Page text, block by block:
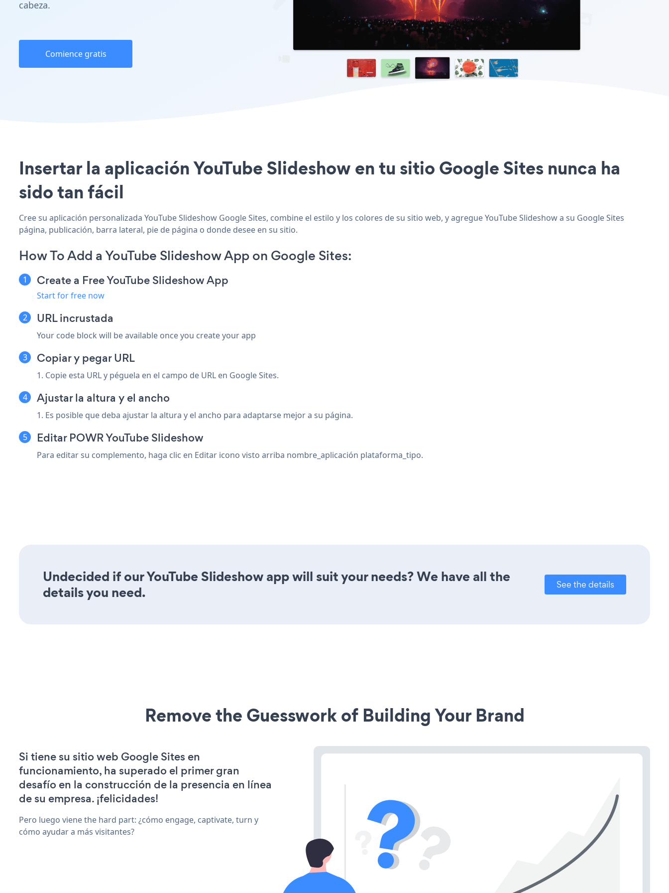
cabeza.
Comience gratis
Insertar la aplicación YouTube Slideshow en tu sitio Google Sites nunca ha
sido tan fácil
Cree su aplicación personalizada YouTube Slideshow Google Sites, combine el estilo y los colores de su sitio web, y agregue YouTube Slideshow a su Google Sites
página, publicación, barra lateral, pie de página o donde desee en su sitio.
How To Add a YouTube Slideshow App on Google Sites:
Create a Free YouTube Slideshow App
Start for free now
URL incrustada
Your code block will be available once you create your app
Copiar y pegar URL
1. Copie esta URL y péguela en el campo de URL en Google Sites.
Ajustar la altura y el ancho
1. Es posible que deba ajustar la altura y el ancho para adaptarse mejor a su página.
Editar POWR YouTube Slideshow
Para editar su complemento, haga clic en Editar icono visto arriba nombre_aplicación plataforma_tipo.
Undecided if our YouTube Slideshow app will suit your needs? We have all the
details you need.
See the details
Remove the Guesswork of Building Your Brand
Si tiene su sitio web Google Sites en
funcionamiento, ha superado el primer gran
desafío en la construcción de la presencia en línea
de su empresa. ¡felicidades!
Pero luego viene the hard part: ¿cómo engage, captivate, turn y
cómo ayudar a más visitantes?